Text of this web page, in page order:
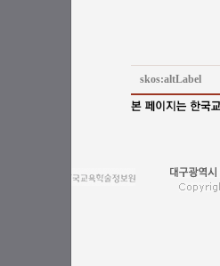
skos:altLabel